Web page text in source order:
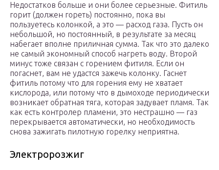
Недостатков больше и они более серьезные. Фитиль
горит (должен гореть) постоянно, пока вы
пользуетесь колонкой, а это — расход газа. Пусть он
небольшой, но постоянный, в результате за месяц
набегает вполне приличная сумма. Так что это далеко
не самый экономный способ нагреть воду. Второй
минус тоже связан с горением фитиля. Если он
погаснет, вам не удастся зажечь колонку. Гаснет
фитиль потому что для горения ему не хватает
кислорода, или потому что в дымоходе периодически
возникает обратная тяга, которая задувает пламя. Так
как есть контролер пламени, это нестрашно — газ
перекрывается автоматически, но необходимость
снова зажигать пилотную горелку неприятна.
Электророзжиг